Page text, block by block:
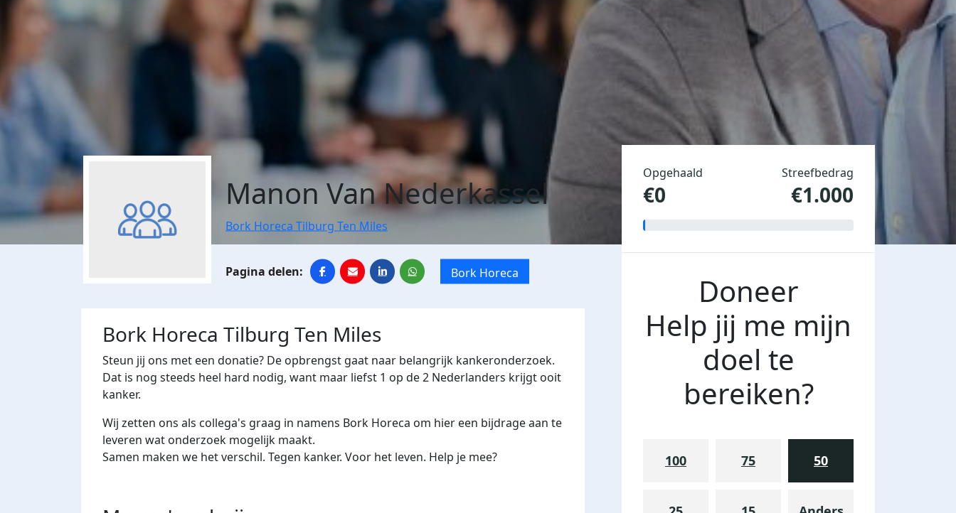
Manon Van Nederkassel
Bork Horeca Tilburg Ten Miles
Bork Horeca
Bork Horeca Tilburg Ten Miles
Steun jij ons met een donatie? De opbrengst gaat naar belangrijk kankeronderzoek.
Dat is nog steeds heel hard nodig, want maar liefst 1 op de 2 Nederlanders krijgt ooit
kanker.
Wij zetten ons als collega's graag in namens Bork Horeca om hier een bijdrage aan te
leveren wat onderzoek mogelijk maakt.
Samen maken we het verschil. Tegen kanker. Voor het leven. Help je mee?
Opgehaald
€0
Streefbedrag
€1.000
Doneer
Help jij me mijn
doel te
bereiken?
100 75 50